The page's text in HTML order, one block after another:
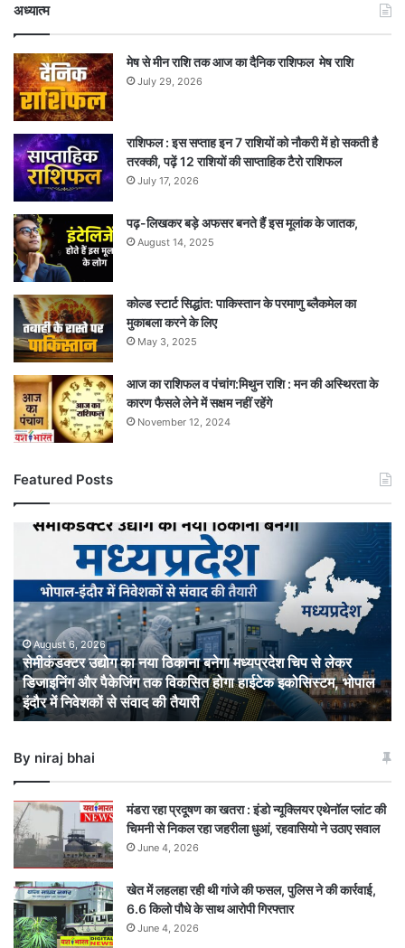
अध्यात्म
मेष से मीन राशि तक आज का दैनिक राशिफल मेष राशि
July 29, 2026
राशिफल : इस सप्ताह इन 7 राशियों को नौकरी में हो सकती है
तरक्की, पढ़ें 12 राशियों की साप्ताहिक टैरो राशिफल
July 17, 2026
पढ़-लिखकर बड़े अफसर बनते हैं इस मूलांक के जातक,
August 14, 2025
कोल्ड स्टार्ट सिद्धांत: पाकिस्तान के परमाणु ब्लैकमेल का
मुकाबला करने के लिए
May 3, 2025
आज का राशिफल व पंचांग:मिथुन राशि : मन की अस्थिरता के
कारण फैसले लेने में सक्षम नहीं रहेंगे
November 12, 2024
Featured Posts
सेमीकंडक्टर
ठिकाना
बनेगा
मध्यप्रदेश
चिप
से
लेकर
डिजाइनिंग
पैकेजिंग
होगा
हाईटेक
इकोसिस्टम,
भोपाल
इंदौर
में
निवेशकों
August 6, 2026
सेमीकंडक्टर उद्योग का नया ठिकाना बनेगा मध्यप्रदेश चिप से लेकर
डिजाइनिंग और पैकेजिंग तक विकसित होगा हाईटेक इकोसिस्टम, भोपाल
इंदौर में निवेशकों से संवाद की तैयारी
By niraj bhai
मंडरा रहा प्रदूषण का खतरा : इंडो न्यूक्लियर एथेनॉल प्लांट की
चिमनी से निकल रहा जहरीला धुआं, रहवासियो ने उठाए सवाल
June 4, 2026
खेत में लहलहा रही थी गांजे की फसल, पुलिस ने की कार्रवाई,
6.6 किलो पौधे के साथ आरोपी गिरफ्तार
June 4, 2026